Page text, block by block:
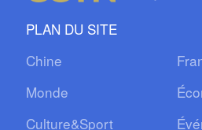
PLAN DU SITE
Chine
Monde
Culture&Sport